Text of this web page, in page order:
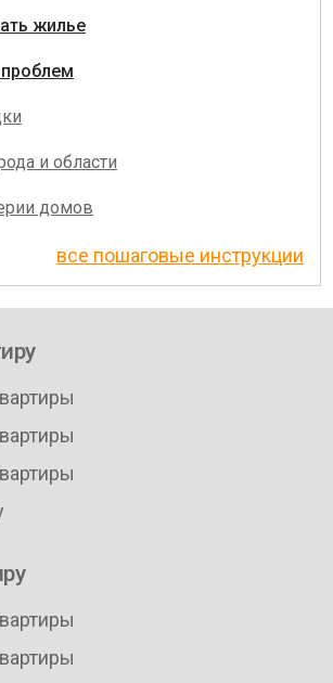
жилье
и области
домов
все пошаговые инструкции